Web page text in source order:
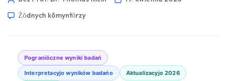
Żŏdnych kōmyntŏrzy
Pograniōczne wyniki badań
Interpretacyjo wyników badańo Aktualizacyjo 2026